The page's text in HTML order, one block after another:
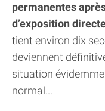
permanentes
d’exposition
tient environ dix
deviennent
situation
normal...